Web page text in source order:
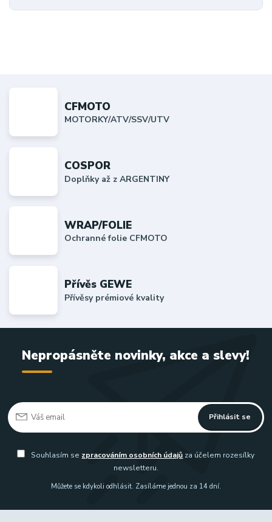
CFMOTO
MOTORKY/ATV/SSV/UTV
COSPOR
Doplňky až z ARGENTINY
WRAP/FOLIE
Ochranné folie CFMOTO
Přívěs GEWE
Přívěsy prémiové kvality
Nepropásněte novinky, akce a slevy!
Přihlásit se
Souhlasím se zpracováním osobních údajů za účelem rozesílky
newsletteru.
Můžete se kdykoli odhlásit. Zasíláme jednou za 14 dní.